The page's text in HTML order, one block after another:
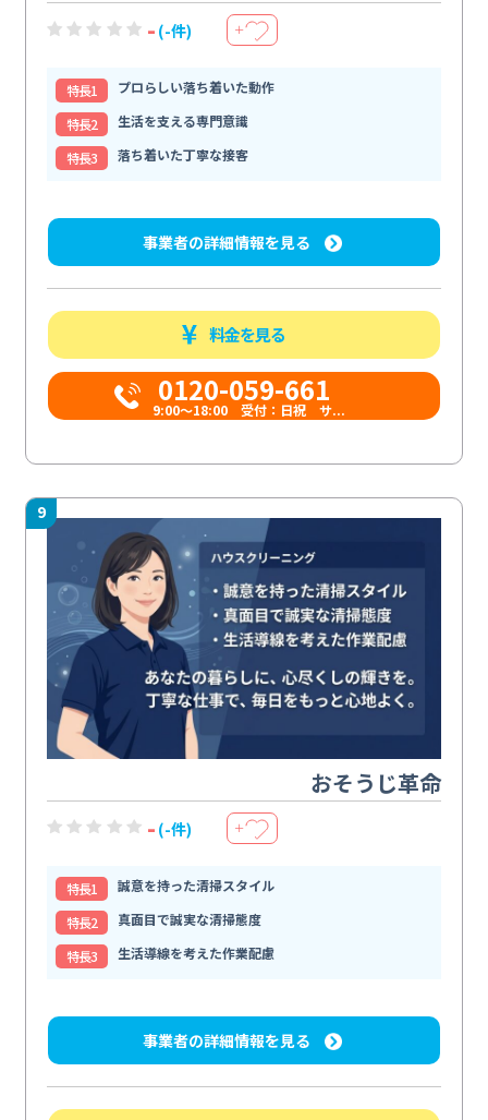
- (-件) ＋
特⻑1
プロらしい落ち着いた動作
特⻑2
生活を支える専門意識
特⻑3
落ち着いた丁寧な接客
事業者の詳細情報を見る
料金を見る
0120-059-661
9:00〜18:00 受付：日祝 サ...
9
おそうじ革命
- (-件) ＋
特⻑1
誠意を持った清掃スタイル
特⻑2
真面目で誠実な清掃態度
特⻑3
生活導線を考えた作業配慮
事業者の詳細情報を見る